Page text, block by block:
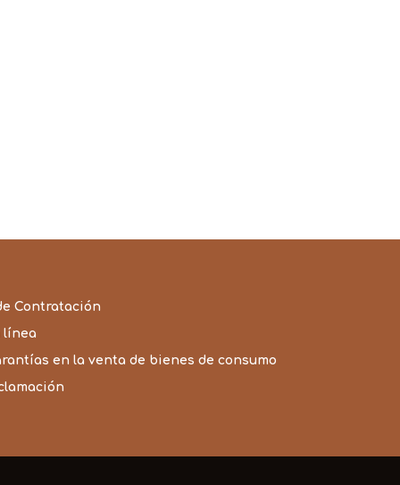
Contratación
línea
en la venta de bienes de consumo